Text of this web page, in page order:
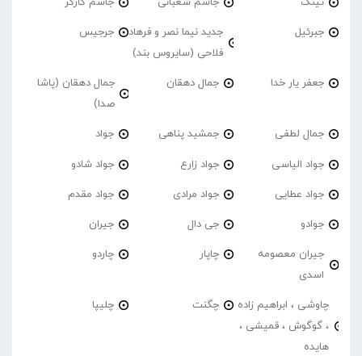
جبرئیل
جدید نیما نصر و فرهاد
فلاحی (سایروس بند)
جرجیس
جعفر یار خدا جمال دهقان
جمال دهقان (پاشا
صدا)
جمال لطفی جمشید پناهی جواد
جواد الیاسی جواد زارع جواد شادو
جواد عطایی جواد مرادی جواد مقدم
جوادو جی دال جیران
جیران معصومه
اسدی
چاپار چاردو
چاوشی ، ابراهیم زاده
، گوگوش ، قمیشی ،
هایده
چگنت چلیپا